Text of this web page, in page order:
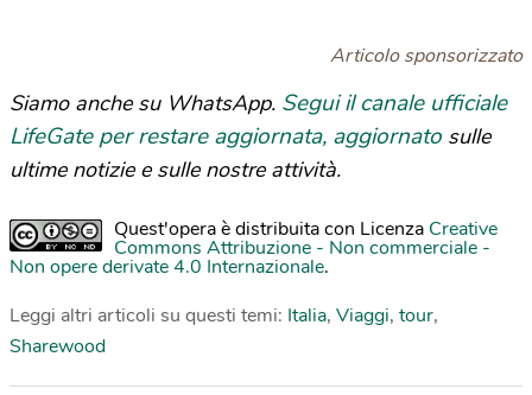
Articolo sponsorizzato
Siamo anche su WhatsApp. Segui il canale ufficiale
LifeGate per restare aggiornata, aggiornato sulle
ultime notizie e sulle nostre attività.
Quest'opera è distribuita con Licenza Creative
Commons Attribuzione - Non commerciale -
Non opere derivate 4.0 Internazionale.
Leggi altri articoli su questi temi: Italia, Viaggi, tour,
Sharewood